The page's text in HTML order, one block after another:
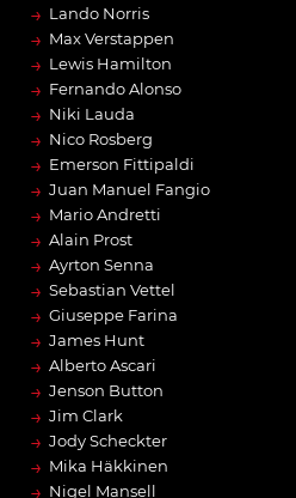
→ Lando Norris
→ Max Verstappen
→ Lewis Hamilton
→ Fernando Alonso
→ Niki Lauda
→ Nico Rosberg
→ Emerson Fittipaldi
→ Juan Manuel Fangio
→ Mario Andretti
→ Alain Prost
→ Ayrton Senna
→ Sebastian Vettel
→ Giuseppe Farina
→ James Hunt
→ Alberto Ascari
→ Jenson Button
→ Jim Clark
→ Jody Scheckter
→ Mika Häkkinen
→ Nigel Mansell